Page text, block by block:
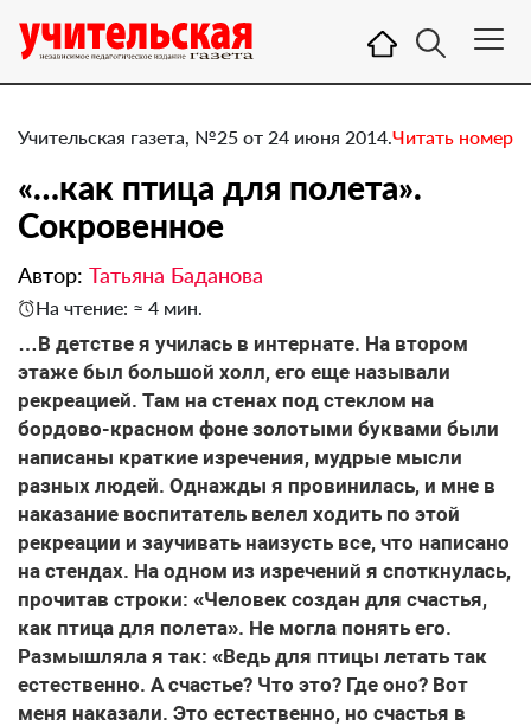
Учительская газета, №25 от 24 июня 2014.Читать номер
«…как птица для полета». ​
Сокровенное
Автор: Татьяна Баданова
На чтение: ≈ 4 мин.
…В детстве я училась в интернате. На втором
этаже был большой холл, его еще называли
рекреацией. Там на стенах под стеклом на
бордово-красном фоне золотыми буквами были
написаны краткие изречения, мудрые мысли
разных людей. Однажды я провинилась, и мне в
наказание воспитатель велел ходить по этой
рекреации и заучивать наизусть все, что написано
на стендах. На одном из изречений я споткнулась,
прочитав строки: «Человек создан для счастья,
как птица для полета». Не могла понять его.
Размышляла я так: «Ведь для птицы летать так
естественно. А счастье? Что это? Где оно? Вот
меня наказали. Это естественно, но счастья в